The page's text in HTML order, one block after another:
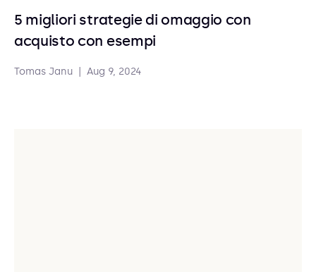
5 migliori strategie di omaggio con
acquisto con esempi
Tomas Janu Aug 9, 2024